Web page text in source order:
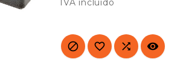
transportar y
Ideal para catering,
hoteles, residencias,
IVA incluido
   